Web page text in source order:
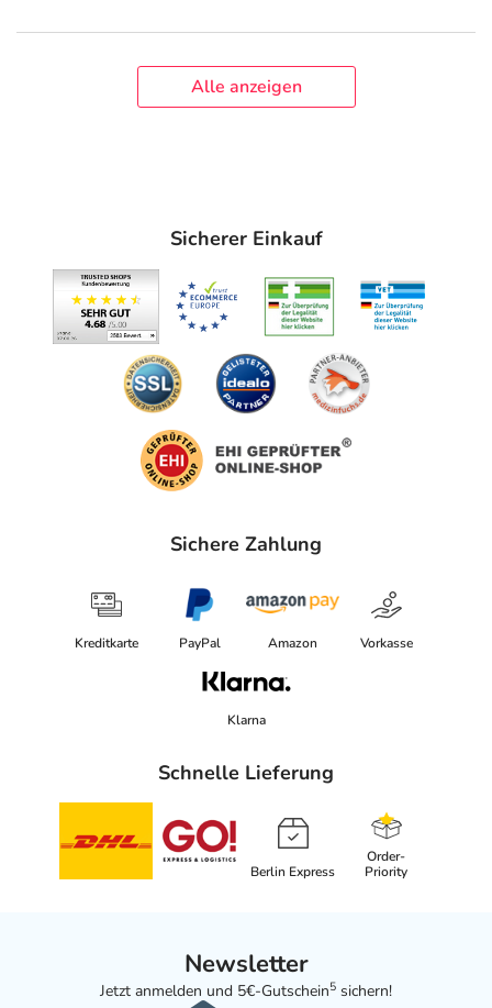
Alle anzeigen
Sicherer Einkauf
Sichere Zahlung
Kreditkarte PayPal Amazon Vorkasse
Klarna
Schnelle Lieferung
Berlin Express
Order-
Priority
Newsletter
Jetzt anmelden und 5€-Gutschein5 sichern!